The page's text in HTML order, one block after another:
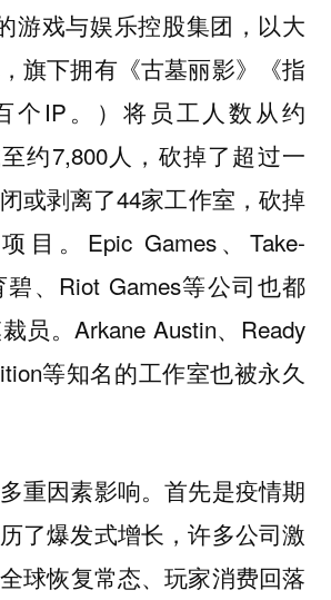
游戏与娱乐控股集团，以大
旗下拥有《古墓丽影》《指
个IP。）将员工人数从约
约7,800人，砍掉了超过一
或剥离了44家工作室，砍掉
目。Epic Games、Take-
、Riot Games等公司也都
员。Arkane Austin、Ready
等知名的工作室也被永久
重因素影响。首先是疫情期
了爆发式增长，许多公司激
球恢复常态、玩家消费回落